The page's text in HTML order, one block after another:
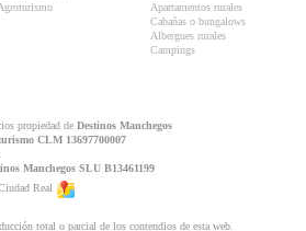
Apartamentos rurales
Cabañas o bungalows
Albergues rurales
Campings
propiedad de Destinos Manchegos
CLM 13697700007
Manchegos SLU B13461199
Real
total o parcial de los contendios de esta web.